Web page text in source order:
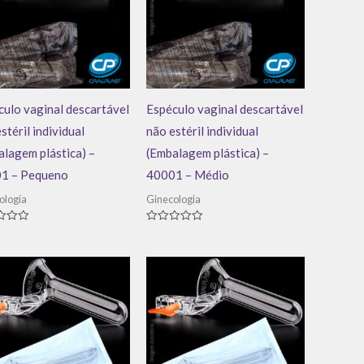
vaginal descartável
individual
plástica) –
– Pequeno
Espéculo vaginal descartável
não estéril individual
(Embalagem plástica) –
40001 – Médio
Ginecologia
5